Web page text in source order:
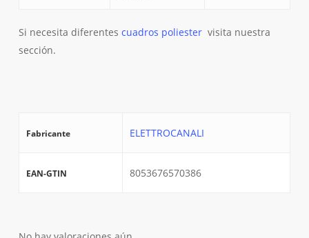
Si necesita diferentes cuadros poliester visita nuestra
sección.
Fabricante ELETTROCANALI
EAN-GTIN 8053676570386